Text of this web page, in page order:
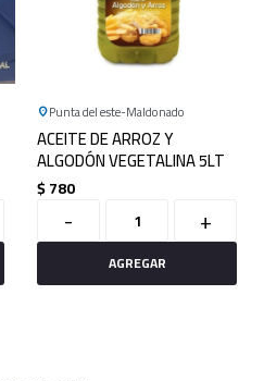
Punta del este Maldonado
ACEITE DE ARROZ Y
ALGODÓN VEGETALINA 5LT
$780
- +